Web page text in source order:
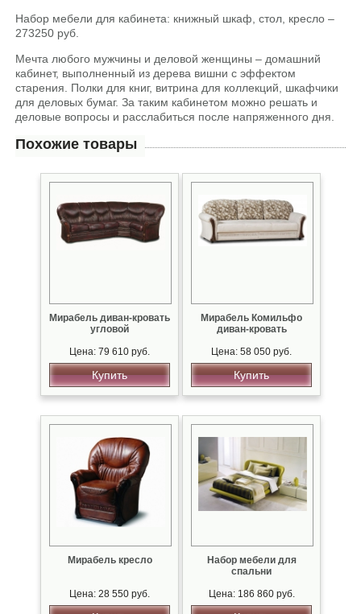
Набор мебели для кабинета: книжный шкаф, стол, кресло –
273250 руб.
Мечта любого мужчины и деловой женщины – домашний
кабинет, выполненный из дерева вишни с эффектом
старения. Полки для книг, витрина для коллекций, шкафчики
для деловых бумаг. За таким кабинетом можно решать и
деловые вопросы и расслабиться после напряженного дня.
Похожие товары
Мирабель диван-кровать
угловой
Цена: 79 610 руб.
Купить
Мирабель Комильфо
диван-кровать
Цена: 58 050 руб.
Купить
Мирабель кресло
Цена: 28 550 руб.
Набор мебели для
спальни
Цена: 186 860 руб.